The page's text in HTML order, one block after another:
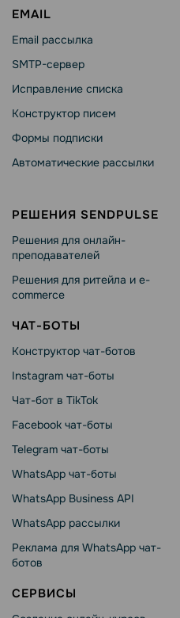
EMAIL
Email рассылка
SMTP-сервер
Исправление списка
Конструктор писем
Формы подписки
Автоматические рассылки
РЕШЕНИЯ SENDPULSE
Решения для онлайн-
преподавателей
Решения для ритейла и e-
commerce
ЧАТ-БОТЫ
Конструктор чат-ботов
Instagram чат-боты
Чат-бот в TikTok
Facebook чат-боты
Telegram чат-боты
WhatsApp чат-боты
WhatsApp Business API
WhatsApp рассылки
Реклама для WhatsApp чат-
ботов
СЕРВИСЫ